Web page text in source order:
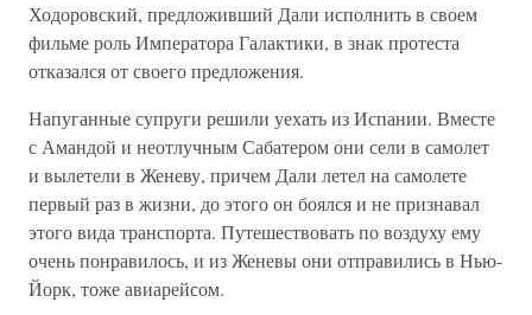
Ходоровский, предложивший Дали исполнить в своем
фильме роль Императора Галактики, в знак протеста
отказался от своего предложения.
Напуганные супруги решили уехать из Испании. Вместе
с Амандой и неотлучным Сабатером они сели в самолет
и вылетели в Женеву, причем Дали летел на самолете
первый раз в жизни, до этого он боялся и не признавал
этого вида транспорта. Путешествовать по воздуху ему
очень понравилось, и из Женевы они отправились в Нью-
Йорк, тоже авиарейсом.